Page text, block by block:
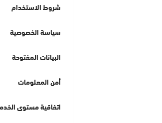
شروط الاستخدام
سياسة الخصوصية
البيانات المفتوحة
أمن المعلومات
اتفاقية مستوى